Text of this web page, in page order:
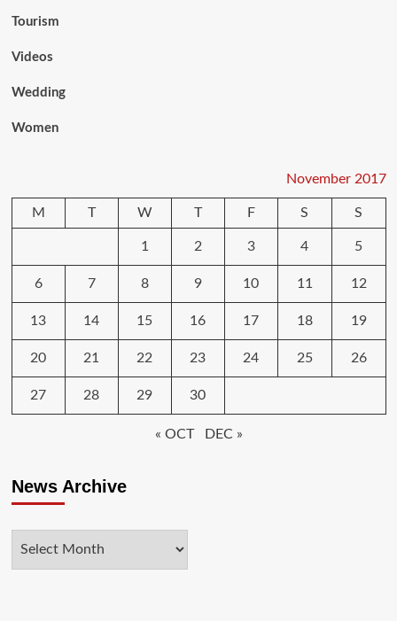
Tourism
Videos
Wedding
Women
November 2017
M T W T F S S
1 2 3 4 5
6 7 8 9 10 11 12
13 14 15 16 17 18 19
20 21 22 23 24 25 26
27 28 29 30
« OCT DEC »
News Archive